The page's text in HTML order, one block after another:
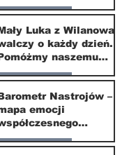
Nasze miasto
kwi
Luka z Wilanowa
o każdy dzień.
naszemu
sąsiadowi
dzieciństwo
Nasze miasto
mar
Nastrojów –
emocji
Nasze miasto